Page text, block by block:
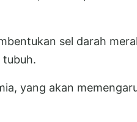
sel darah
tubuh.
yang akan